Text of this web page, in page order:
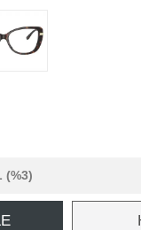
(%3)